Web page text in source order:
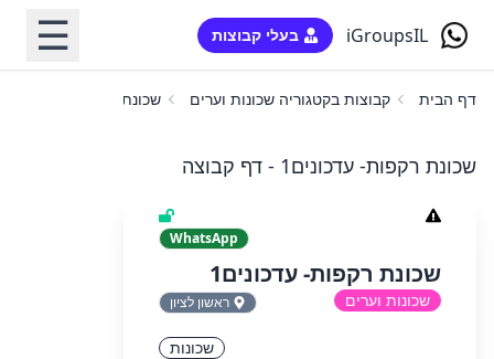
iGroupsIL בעלי קבוצות ☰
דף הבית קבוצות בקטגוריה שכונות וערים שכונת רקפות- עדכונים1
שכונת רקפות- עדכונים1 - דף קבוצה
WhatsApp
שכונת רקפות- עדכונים1
שכונות וערים ראשון לציון
שכונות